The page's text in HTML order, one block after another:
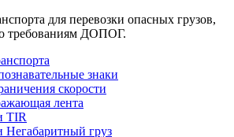
для перевозки опасных грузов,
требованиям ДОПОГ.
знаки
скорости
лента
TIR
Негабаритный груз